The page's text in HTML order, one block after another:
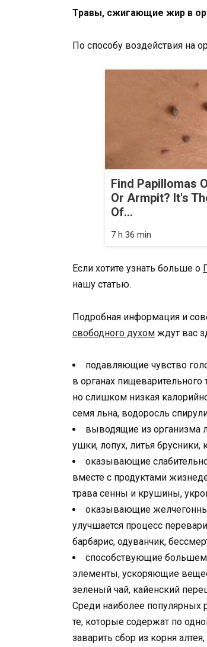
Травы, сжигающие жир в
По способу воздействия на
Find Papillomas
Or Armpit? It's
Of...
7 h 36 min
Если хотите узнать больше о
нашу статью.
Подробная информация и
свободного духом ждут вас
подавляющие чувство
в органах
но слишком низкая
семя льна, водоросль
выводящие из
ушки, лопух, литья брусники,
оказывающие
вместе с продуктами
трава сенны и крушины,
оказывающие
улучшается процесс
барбарис, одуванчик,
способствующие
элементы, ускоряющие
зеленый чай, кайенский
Среди наиболее популярных
те, которые содержат по
заварить сбор из корня